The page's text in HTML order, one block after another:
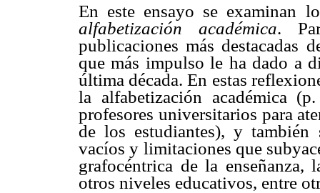
En este ensayo se examinan
alfabetización académica.
publicaciones más destacadas
que más impulso le ha dado a
última década. En estas
la alfabetización académica
profesores universitarios para
de los estudiantes), y
vacíos y limitaciones que
grafocéntrica de la
otros niveles educativos, entre